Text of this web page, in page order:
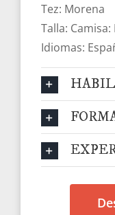
Tez: Morena
Talla:
Idiomas: